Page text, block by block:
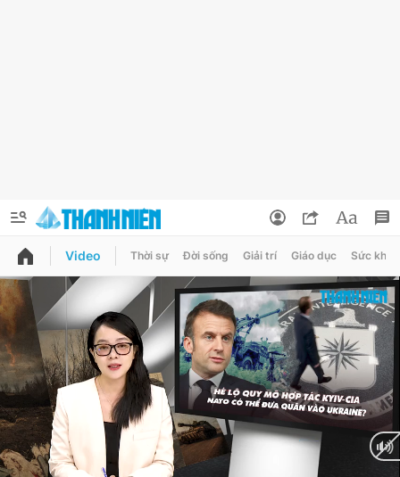
QUẢNG CÁO
Chuyên mục
Chuyên mục khác
Chào ngày mới Tin 24h
Thông tin tài khoản
Đổi mật khẩu
Tin đã lưu
Tin đã xem
Video Thời sự Đời sống Giải trí Giáo dục Sức khỏe